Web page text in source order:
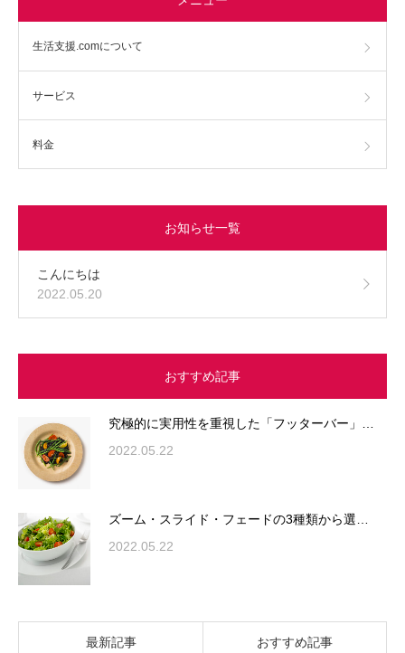
生活支援.comについて
サービス
料金
お知らせ一覧
こんにちは
2022.05.20
おすすめ記事
究極的に実用性を重視した「フッターバー」…
2022.05.22
ズーム・スライド・フェードの3種類から選…
2022.05.22
最新記事 おすすめ記事